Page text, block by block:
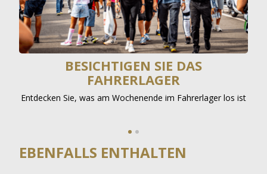
BESICHTIGEN SIE DAS
FAHRERLAGER
Entdecken Sie, was am Wochenende im Fahrerlager los ist
EBENFALLS ENTHALTEN